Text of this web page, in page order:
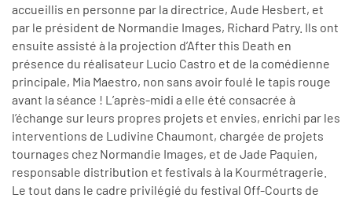
accueillis en personne par la directrice, Aude Hesbert, et
par le président de Normandie Images, Richard Patry. Ils ont
ensuite assisté à la projection d’After this Death en
présence du réalisateur Lucio Castro et de la comédienne
principale, Mia Maestro, non sans avoir foulé le tapis rouge
avant la séance ! L’après-midi a elle été consacrée à
l’échange sur leurs propres projets et envies, enrichi par les
interventions de Ludivine Chaumont, chargée de projets
tournages chez Normandie Images, et de Jade Paquien,
responsable distribution et festivals à la Kourmétragerie.
Le tout dans le cadre privilégié du festival Off-Courts de